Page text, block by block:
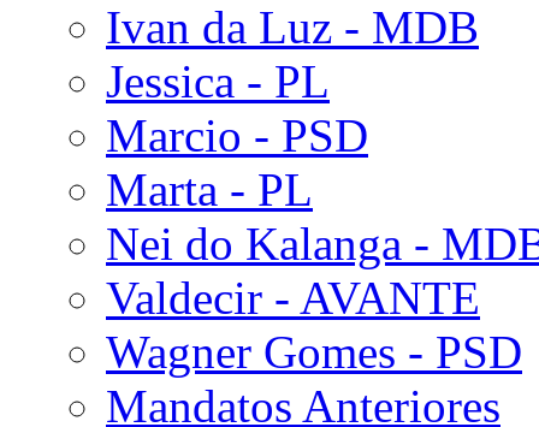
Ivan da Luz - MDB
Jessica - PL
Marcio - PSD
Marta - PL
Nei do Kalanga -
Valdecir - AVANTE
Wagner Gomes - PSD
Mandatos Anteriores